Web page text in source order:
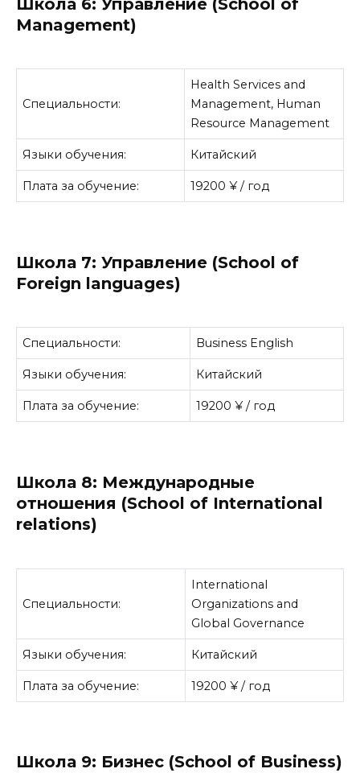
Management)
Специальности:
Health Services and
Management, Human
Resource Management
Языки обучения: Китайский
Плата за обучение: 19200 ¥ / год
Школа 7: Управление (School of
Foreign languages)
Специальности: Business English
Языки обучения: Китайский
Плата за обучение: 19200 ¥ / год
Школа 8: Международные
отношения (School of International
relations)
Специальности:
International
Organizations and
Global Governance
Языки обучения: Китайский
Плата за обучение: 19200 ¥ / год
Школа 9: Бизнес (School of Business)